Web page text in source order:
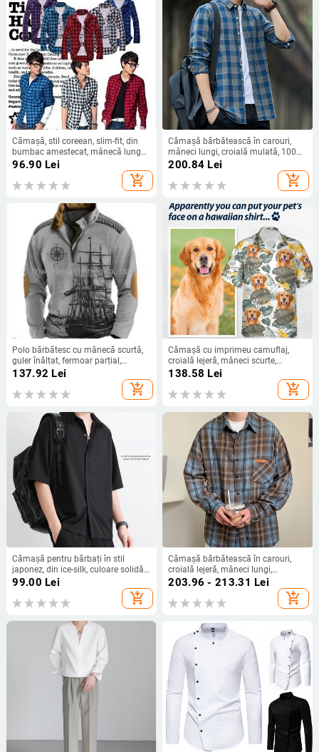
Cămașă, stil coreean, slim-fit, din
bumbac amestecat, mânecă lungă,
carouri
96.90 Lei
add_shopping_cart
Cămașă bărbătească în carouri,
mâneci lungi, croială mulată, 100%
bumbac
200.84 Lei
add_shopping_cart
Polo bărbătesc cu mânecă scurtă,
guler înălțat, fermoar parțial,
imprimeu digital 3D cu motiv
137.92 Lei
add_shopping_cart
Cămașă cu imprimeu camuflaj,
croială lejeră, mâneci scurte,
poliester 90%
138.58 Lei
add_shopping_cart
Cămașă pentru bărbați în stil
japonez, din ice-silk, culoare solidă,
mâneci scurte, vară ușoară, croială
lejeră, plus size, uscare rapidă
99.00 Lei
add_shopping_cart
Cămașă bărbătească în carouri,
croială lejeră, mâneci lungi,
primăvară–toamnă, stil casual chic,
203.96 - 213.31 Lei
add_shopping_cart